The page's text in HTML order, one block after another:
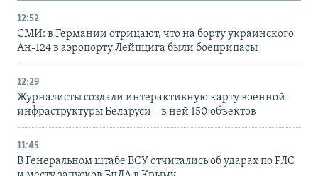
12:52
СМИ: в Германии отрицают, что на борту украинского
Ан-124 в аэропорту Лейпцига были боеприпасы
12:29
Журналисты создали интерактивную карту военной
инфраструктуры Беларуси – в ней 150 объектов
11:45
В Генеральном штабе ВСУ отчитались об ударах по РЛС